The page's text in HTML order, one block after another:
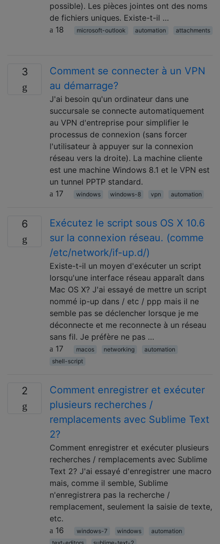
possible). Les pièces jointes ont des noms
de fichiers uniques. Existe-t-il …
18
microsoft-outlook automation attachments
3
Comment se connecter à un VPN
au démarrage?
J'ai besoin qu'un ordinateur dans une
succursale se connecte automatiquement
au VPN d'entreprise pour simplifier le
processus de connexion (sans forcer
l'utilisateur à appuyer sur la connexion
réseau vers la droite). La machine cliente
est une machine Windows 8.1 et le VPN est
un tunnel PPTP standard.
17
windows windows-8 vpn automation
6
Exécutez le script sous OS X 10.6
sur la connexion réseau. (comme
/etc/network/if-up.d/)
Existe-t-il un moyen d'exécuter un script
lorsqu'une interface réseau apparaît dans
Mac OS X? J'ai essayé de mettre un script
nommé ip-up dans / etc / ppp mais il ne
semble pas se déclencher lorsque je me
déconnecte et me reconnecte à un réseau
sans fil. Je préfère ne pas …
17
macos networking
automation
shell-script
2
Comment enregistrer et exécuter
plusieurs recherches /
remplacements avec Sublime Text
2?
Comment enregistrer et exécuter plusieurs
recherches / remplacements avec Sublime
Text 2? J'ai essayé d'enregistrer une macro
mais, comme il semble, Sublime
n'enregistrera pas la recherche /
remplacement, seulement la saisie de texte,
etc.
16
windows-7 windows
automation